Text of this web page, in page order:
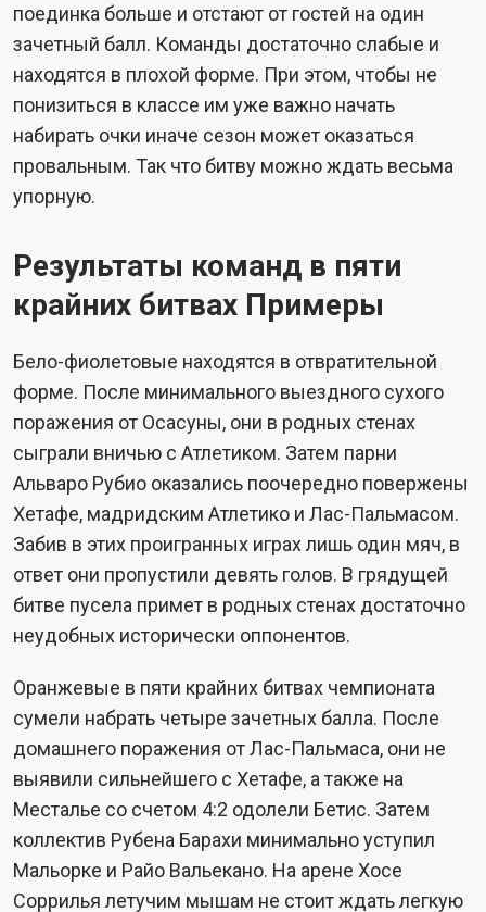
поединка больше и отстают от гостей на один
зачетный балл. Команды достаточно слабые и
находятся в плохой форме. При этом, чтобы не
понизиться в классе им уже важно начать
набирать очки иначе сезон может оказаться
провальным. Так что битву можно ждать весьма
упорную.
Результаты команд в пяти
крайних битвах Примеры
Бело-фиолетовые находятся в отвратительной
форме. После минимального выездного сухого
поражения от Осасуны, они в родных стенах
сыграли вничью с Атлетиком. Затем парни
Альваро Рубио оказались поочередно повержены
Хетафе, мадридским Атлетико и Лас-Пальмасом.
Забив в этих проигранных играх лишь один мяч, в
ответ они пропустили девять голов. В грядущей
битве пусела примет в родных стенах достаточно
неудобных исторически оппонентов.
Оранжевые в пяти крайних битвах чемпионата
сумели набрать четыре зачетных балла. После
домашнего поражения от Лас-Пальмаса, они не
выявили сильнейшего с Хетафе, а также на
Месталье со счетом 4:2 одолели Бетис. Затем
коллектив Рубена Барахи минимально уступил
Мальорке и Райо Вальекано. На арене Хосе
Соррилья летучим мышам не стоит ждать легкую